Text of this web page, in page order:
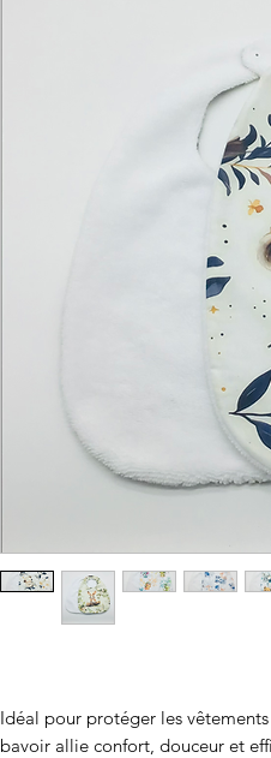
Idéal pour protéger les
bavoir allie confort, douceur et